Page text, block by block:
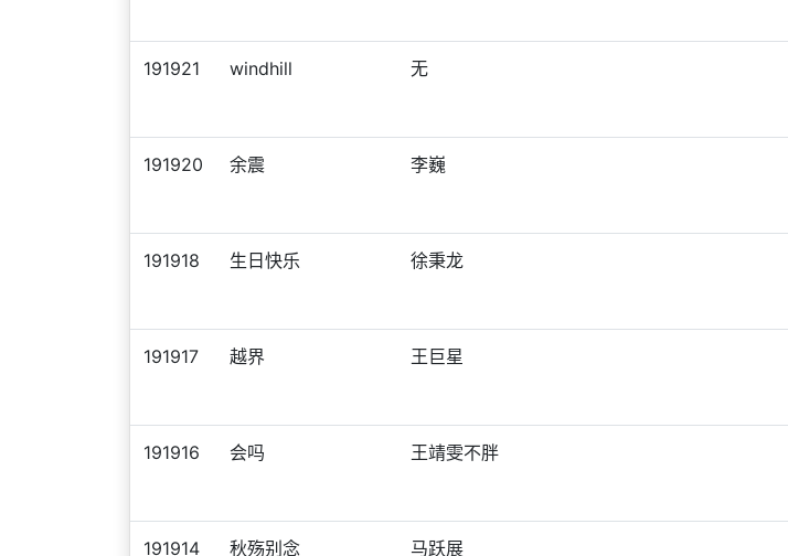
191921 windhill 无
191920 余震 李巍
191918 生日快乐 徐秉龙
191917 越界 王巨星
191916 会吗 王靖雯不胖
191914 秋殇别念 马跃展